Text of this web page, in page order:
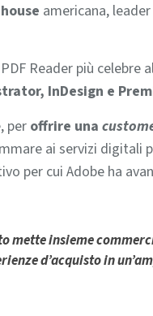
americana,
Reader più celebre
InDesign e
per offrire una
ai servizi
per cui Adobe ha
mette insieme
d’acquisto in